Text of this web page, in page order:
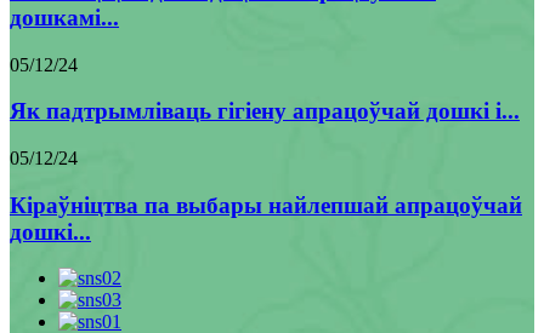
дошкамі...
05/12/24
Як падтрымліваць гігіену апрацоўчай дошкі і...
05/12/24
Кіраўніцтва па выбары найлепшай апрацоўчай
дошкі...